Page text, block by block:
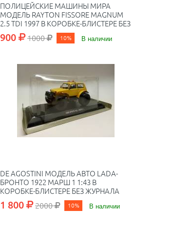
ПОЛИЦЕЙСКИЕ МАШИНЫ МИРА
МОДЕЛЬ RAYTON FISSORE MAGNUM
2.5 TDI 1997 В КОРОБКЕ-БЛИСТЕРЕ БЕЗ
ЖУРНАЛА
900 1000 10% В наличии
DE AGOSTINI МОДЕЛЬ АВТО LADA-
БРОНТО 1922 МАРШ 1 1:43 В
КОРОБКЕ-БЛИСТЕРЕ БЕЗ ЖУРНАЛА
1 800 2000 10% В наличии